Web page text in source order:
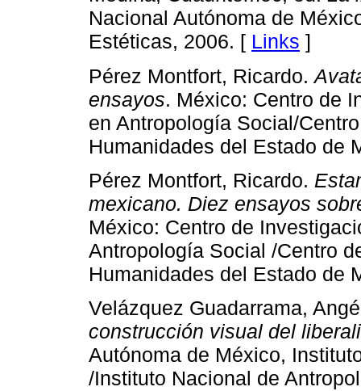
Nacional Autónoma de
Estéticas, 2006. [ Links ]
Pérez Montfort, Ricardo.
ensayos. México: Centro de
en Antropología Social/
Humanidades del Estado de
Pérez Montfort, Ricardo.
mexicano. Diez ensayos
México: Centro de
Antropología Social /Centro
Humanidades del Estado de
Velázquez Guadarrama,
construcción visual del
Autónoma de México,
/Instituto Nacional de